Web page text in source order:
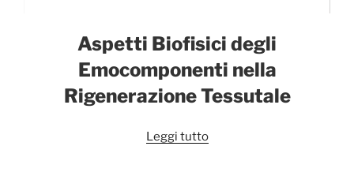
Aspetti Biofisici degli
Emocomponenti nella
Rigenerazione Tessutale
Leggi tutto“Aspetti